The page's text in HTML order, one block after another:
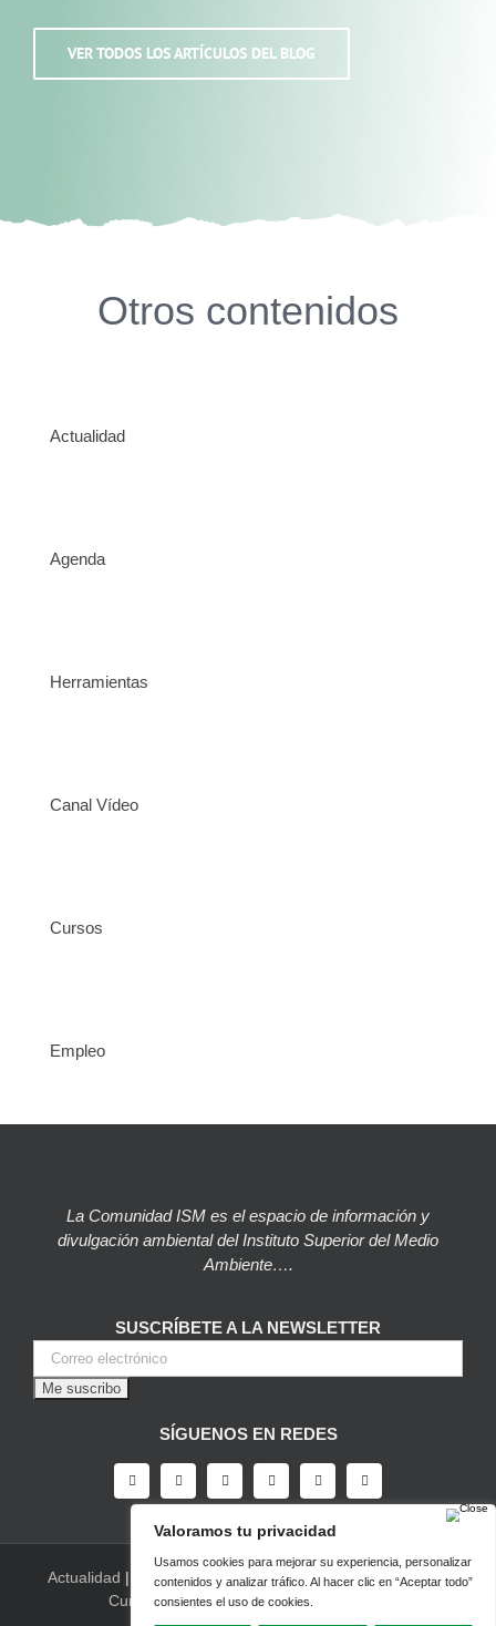
VER TODOS LOS ARTÍCULOS DEL BLOG
Otros contenidos
Actualidad
Agenda
Herramientas
Canal Vídeo
Cursos
Empleo
La Comunidad ISM es el espacio de información y
divulgación ambiental del Instituto Superior del Medio
Ambiente….
SUSCRÍBETE A LA NEWSLETTER
SÍGUENOS EN REDES
Actualidad | Blog|Agenda|Herramientas|Canal Vídeo|
Cursos|Empleo|Newsletter